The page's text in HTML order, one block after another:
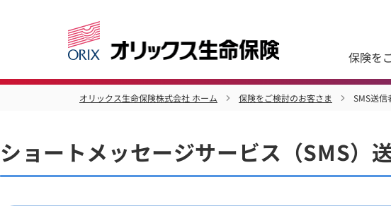
保険を
オリックス生命保険株式会社 ホーム 保険をご検討のお客さま SMS送信
ショートメッセージサービス（SMS）